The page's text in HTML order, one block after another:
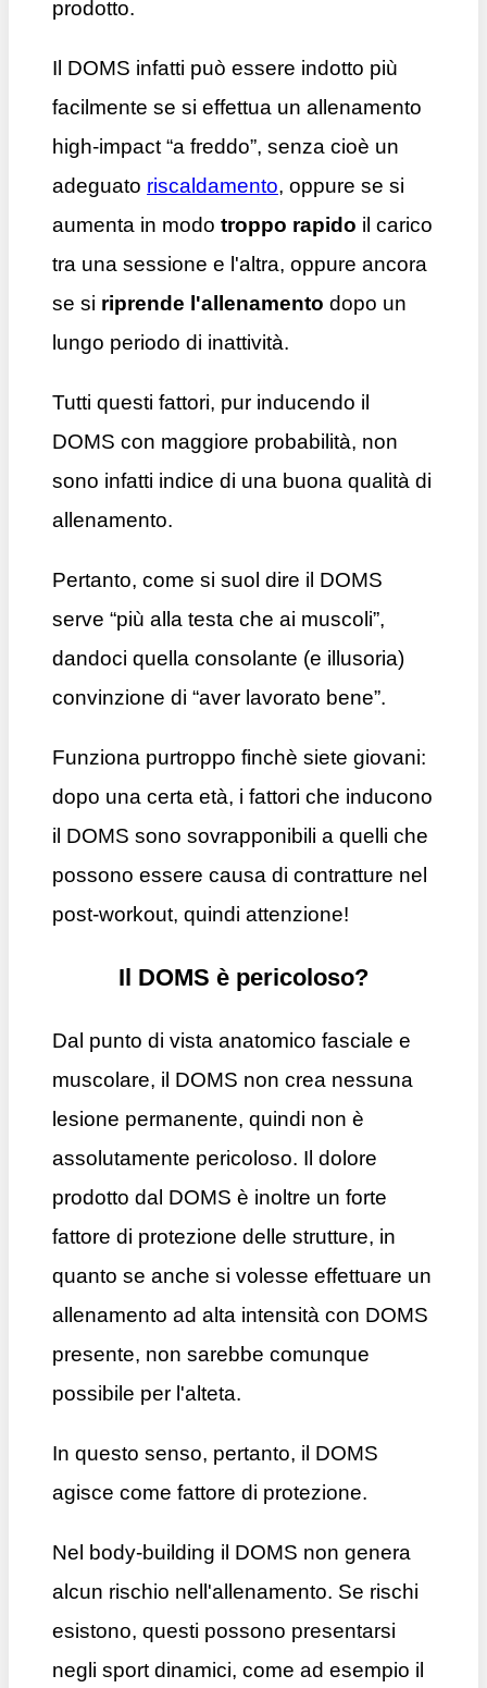
prodotto.
Il DOMS infatti può essere indotto più
facilmente se si effettua un allenamento
high-impact “a freddo”, senza cioè un
adeguato riscaldamento, oppure se si
aumenta in modo troppo rapido il carico
tra una sessione e l'altra, oppure ancora
se si riprende l'allenamento dopo un
lungo periodo di inattività.
Tutti questi fattori, pur inducendo il
DOMS con maggiore probabilità, non
sono infatti indice di una buona qualità di
allenamento.
Pertanto, come si suol dire il DOMS
serve “più alla testa che ai muscoli”,
dandoci quella consolante (e illusoria)
convinzione di “aver lavorato bene”.
Funziona purtroppo finchè siete giovani:
dopo una certa età, i fattori che inducono
il DOMS sono sovrapponibili a quelli che
possono essere causa di contratture nel
post-workout, quindi attenzione!
Il DOMS è pericoloso?
Dal punto di vista anatomico fasciale e
muscolare, il DOMS non crea nessuna
lesione permanente, quindi non è
assolutamente pericoloso. Il dolore
prodotto dal DOMS è inoltre un forte
fattore di protezione delle strutture, in
quanto se anche si volesse effettuare un
allenamento ad alta intensità con DOMS
presente, non sarebbe comunque
possibile per l'alteta.
In questo senso, pertanto, il DOMS
agisce come fattore di protezione.
Nel body-building il DOMS non genera
alcun rischio nell'allenamento. Se rischi
esistono, questi possono presentarsi
negli sport dinamici, come ad esempio il